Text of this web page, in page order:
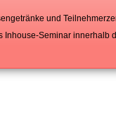
und
Inhouse-Seminar innerhalb